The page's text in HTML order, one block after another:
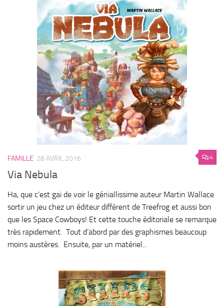
4
FAMILLE 28 AVRIL 2016
Via Nebula
Ha, que c’est gai de voir le géniallissime auteur Martin Wallace
sortir un jeu chez un éditeur différent de Treefrog et aussi bon
que les Space Cowboys! Et cette touche éditoriale se remarque
très rapidement. Tout d’abord par des graphismes beaucoup
moins austères. Ensuite, par un matériel...